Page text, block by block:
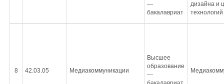
—
бакалавриат
дизайна и
технологий
8 42.03.05 Медиакоммуникации
Высшее
образование
—